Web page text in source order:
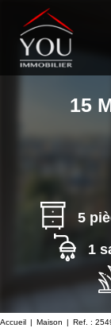
15
5
1
Accueil Maison Ref. :